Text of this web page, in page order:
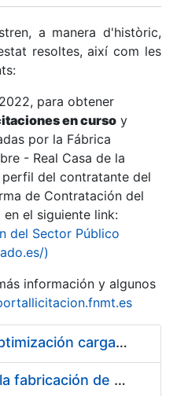
a manera d'històric,
resoltes, així com les
para obtener
en curso y
por la Fábrica
- Real Casa de la
del contratante del
de Contratación del
el siguiente link:
del Sector Público
)
información y algunos
Pliego condiciones optimización cargas compras firmado
Acuerdo marco para la fabricación de piezas